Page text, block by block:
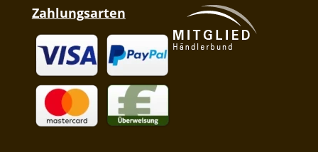
Zahlungsarten